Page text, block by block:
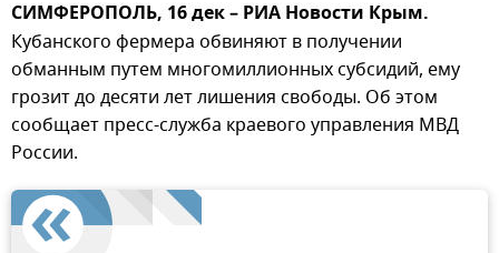
СИМФЕРОПОЛЬ, 16 дек – РИА Новости Крым.
Кубанского фермера обвиняют в получении
обманным путем многомиллионных субсидий, ему
грозит до десяти лет лишения свободы. Об этом
сообщает пресс-служба краевого управления МВД
России.